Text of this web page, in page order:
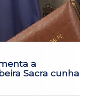
a
Sacra cunha